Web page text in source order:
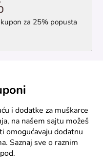
za 25% popusta
i dodatke za muškarce
na našem sajtu možeš
omogućavaju dodatnu
Saznaj sve o raznim